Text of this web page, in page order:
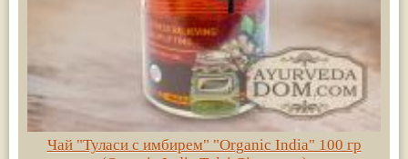
Чай "Туласи с имбирем" "Organic India" 100 гр